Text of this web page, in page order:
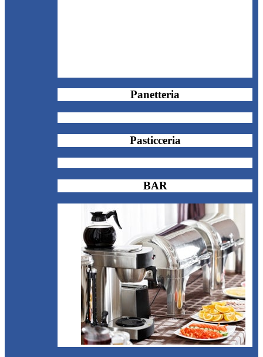
Panetteria
Pasticceria
BAR